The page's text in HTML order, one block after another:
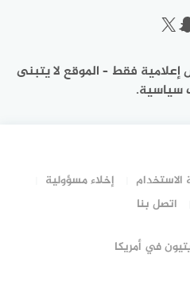
شات
إكس
إعلامية فقط – الموقع لا يتبنى
سياسية.
الاستخدام
إخلاء مسؤولية
اتصل بنا